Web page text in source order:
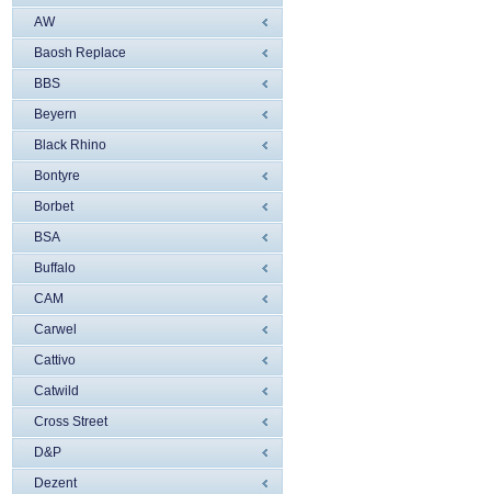
AW
Baosh Replace
BBS
Beyern
Black Rhino
Bontyre
Borbet
BSA
Buffalo
CAM
Carwel
Cattivo
Catwild
Cross Street
D&P
Dezent